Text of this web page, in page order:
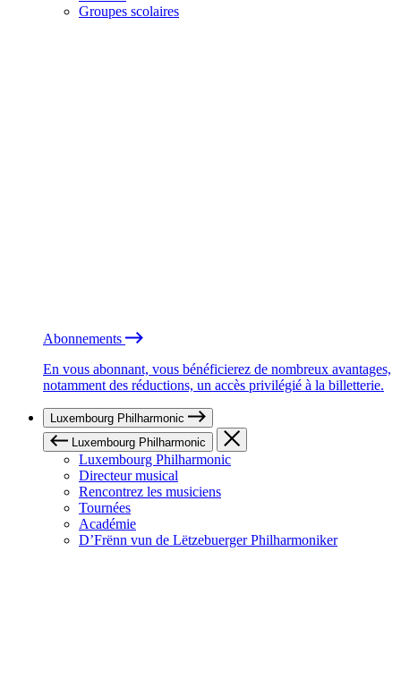
Groupes scolaires
Abonnements
En vous abonnant, vous bénéficierez de nombreux avantages,
notamment des réductions, un accès privilégié à la billetterie.
Luxembourg Philharmonic
Luxembourg Philharmonic
Luxembourg Philharmonic
Directeur musical
Rencontrez les musiciens
Tournées
Académie
D’Frënn vun de Lëtzebuerger Philharmoniker